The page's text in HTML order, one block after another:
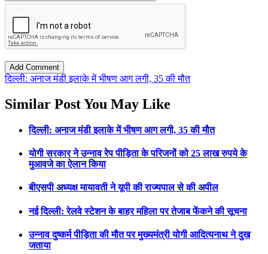
दिल्ली: अनाज मंडी इलाके में भीषण आग लगी, 35 की मौत
Similar Post You May Like
दिल्ली: अनाज मंडी इलाके में भीषण आग लगी, 35 की मौत
योगी सरकार ने उन्नाव रेप पीड़िता के परिजनों को 25 लाख रुपये के
मुआवजे का ऐलान किया
बीएसपी अध्यक्ष मायावती ने यूपी की राज्यपाल से की अपील
नई दिल्ली: रेलवे स्टेशन के बाहर महिला पर तेजाब फेंकने की सूचना
उन्नाव दुष्कर्म पीड़िता की मौत पर मुख्यमंत्री योगी आदित्यनाथ ने दुख
जताया